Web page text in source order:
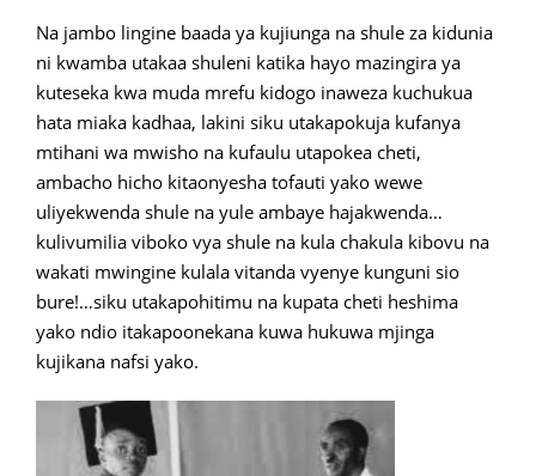
Na jambo lingine baada ya kujiunga na shule za kidunia
ni kwamba utakaa shuleni katika hayo mazingira ya
kuteseka kwa muda mrefu kidogo inaweza kuchukua
hata miaka kadhaa, lakini siku utakapokuja kufanya
mtihani wa mwisho na kufaulu utapokea cheti,
ambacho hicho kitaonyesha tofauti yako wewe
uliyekwenda shule na yule ambaye hajakwenda…
kulivumilia viboko vya shule na kula chakula kibovu na
wakati mwingine kulala vitanda vyenye kunguni sio
bure!…siku utakapohitimu na kupata cheti heshima
yako ndio itakapoonekana kuwa hukuwa mjinga
kujikana nafsi yako.